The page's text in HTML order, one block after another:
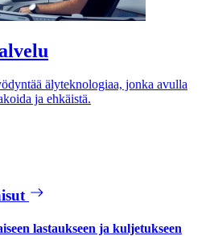
älyteknologiaa, jonka avulla
ja ehkäistä.
lastaukseen ja kuljetukseen